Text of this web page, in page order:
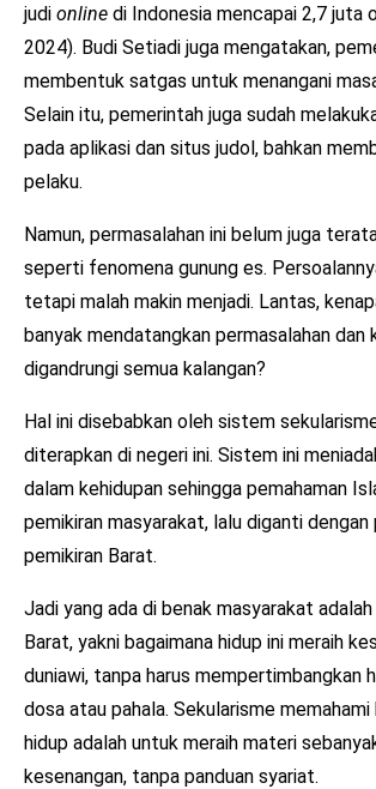
judi online di Indonesia mencapai 2,7 juta
2024). Budi Setiadi juga mengatakan,
membentuk satgas untuk menangani
Selain itu, pemerintah juga sudah
pada aplikasi dan situs judol, bahkan
pelaku.
Namun, permasalahan ini belum juga
seperti fenomena gunung es.
tetapi malah makin menjadi. Lantas,
banyak mendatangkan permasalahan dan
digandrungi semua kalangan?
Hal ini disebabkan oleh sistem
diterapkan di negeri ini. Sistem ini
dalam kehidupan sehingga pemahaman
pemikiran masyarakat, lalu diganti dengan
pemikiran Barat.
Jadi yang ada di benak masyarakat
Barat, yakni bagaimana hidup ini meraih
duniawi, tanpa harus mempertimbangkan
dosa atau pahala. Sekularisme
hidup adalah untuk meraih materi
kesenangan, tanpa panduan syariat.